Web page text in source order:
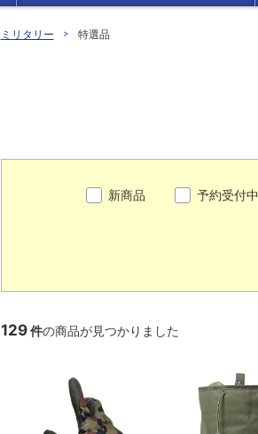
ミリタリー 特選品
新商品 予約受付中
129件の商品が見つかりました